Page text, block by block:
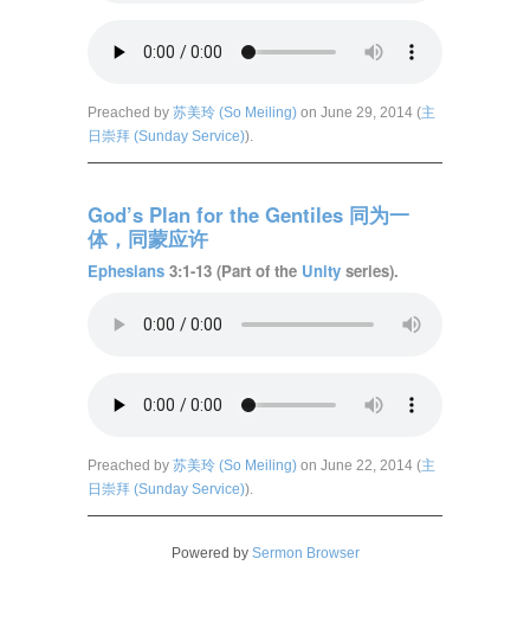
Preached by 苏美玲 (So Meiling) on June 29, 2014 (主
日崇拜 (Sunday Service)).
God’s Plan for the Gentiles 同为一
体，同蒙应许
Ephesians 3:1-13 (Part of the Unity series).
Preached by 苏美玲 (So Meiling) on June 22, 2014 (主
日崇拜 (Sunday Service)).
Powered by Sermon Browser